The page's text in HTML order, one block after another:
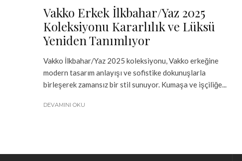
Vakko Erkek İlkbahar/Yaz 2025
Koleksiyonu Kararlılık ve Lüksü
Yeniden Tanımlıyor
Vakko İlkbahar/Yaz 2025 koleksiyonu, Vakko erkeğine
modern tasarım anlayışı ve sofistike dokunuşlarla
birleşerek zamansız bir stil sunuyor. Kumaşa ve işçiliğe...
DEVAMINI OKU